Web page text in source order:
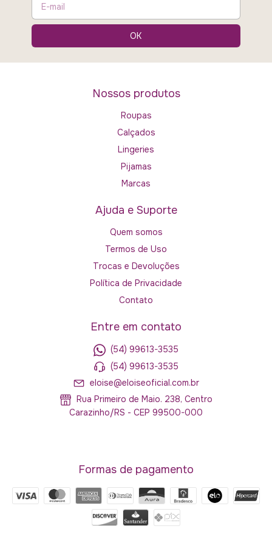
Nossos produtos
Roupas
Calçados
Lingeries
Pijamas
Marcas
Ajuda e Suporte
Quem somos
Termos de Uso
Trocas e Devoluções
Política de Privacidade
Contato
Entre em contato
(54) 99613-3535
(54) 99613-3535
eloise@eloiseoficial.com.br
Rua Primeiro de Maio. 238, Centro
Carazinho/RS - CEP 99500-000
Formas de pagamento